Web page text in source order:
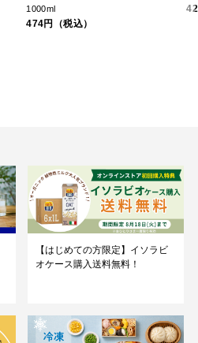
1000ml
474円（税込）
【はじめての方限定】イソラビ
オケース購入送料無料！